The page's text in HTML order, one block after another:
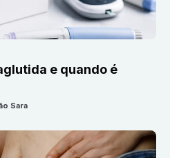
e quando é
Sara